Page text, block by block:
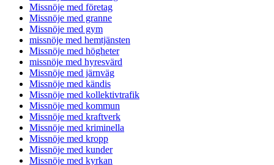
Missnöje med företag
Missnöje med granne
Missnöje med gym
missnöje med hemtjänsten
Missnöje med högheter
missnöje med hyresvärd
Missnöje med järnväg
Missnöje med kändis
Missnöje med kollektivtrafik
Missnöje med kommun
Missnöje med kraftverk
Missnöje med kriminella
Missnöje med kropp
Missnöje med kunder
Missnöje med kyrkan